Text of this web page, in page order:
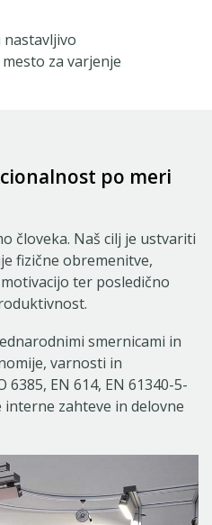
nastavljivo
za varjenje
po meri
človeka. Naš cilj je ustvariti
fizične obremenitve,
ter posledično
smernicami in
varnosti in
EN 614, EN 61340-5-
zahteve in delovne